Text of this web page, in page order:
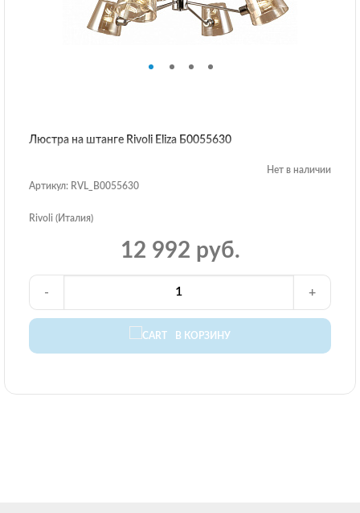
Люстра на штанге Rivoli Eliza Б0055630
Нет в наличии
Артикул: RVL_B0055630
Rivoli (Италия)
12 992 руб.
В КОРЗИНУ
- +